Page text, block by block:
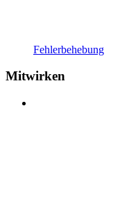
Fehlerbehebung
Mitwirken